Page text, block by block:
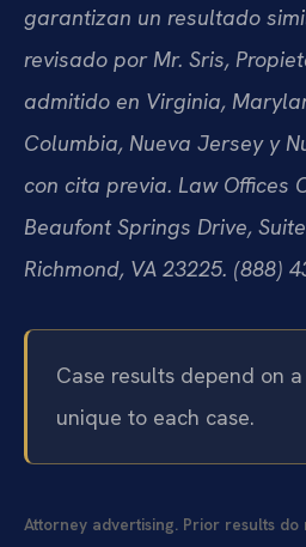
garantizan un resultado
revisado por Mr. Sris,
admitido en Virginia,
Columbia, Nueva Jersey y
con cita previa. Law Offices
Beaufont Springs Drive,
Richmond, VA 23225. (888)
Case results depend on
unique to each case.
Attorney advertising. Prior results